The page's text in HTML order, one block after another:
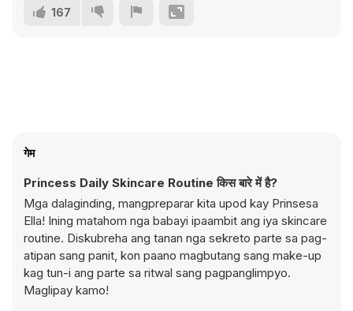
167
गेम
Princess Daily Skincare Routine किस बारे में है?
Mga dalaginding, mangpreparar kita upod kay Prinsesa
Ella! Ining matahom nga babayi ipaambit ang iya skincare
routine. Diskubreha ang tanan nga sekreto parte sa pag-
atipan sang panit, kon paano magbutang sang make-up
kag tun-i ang parte sa ritwal sang pagpanglimpyo.
Maglipay kamo!